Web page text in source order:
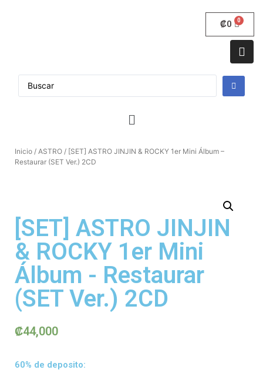
₡0
Inicio / ASTRO / [SET] ASTRO JINJIN & ROCKY 1er Mini Álbum –
Restaurar (SET Ver.) 2CD
[SET] ASTRO JINJIN
& ROCKY 1er Mini
Álbum - Restaurar
(SET Ver.) 2CD
₡44,000
60% de deposito: